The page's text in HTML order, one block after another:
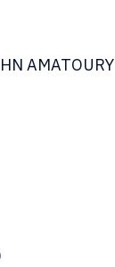
AMATOURY